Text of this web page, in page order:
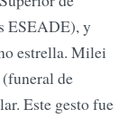
ESEADE), y
estrella. Milei
de
Este gesto fue